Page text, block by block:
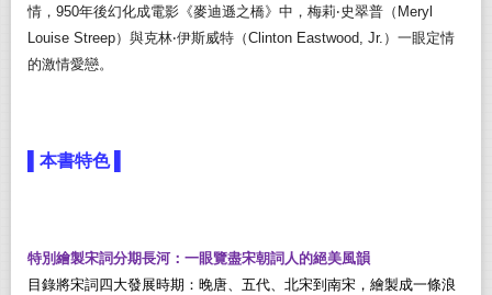
情， 950年後幻化成電影《麥迪遜之橋》中，梅莉‧史翠普（ Meryl
Louise Streep）與克林‧伊斯威特（Clinton Eastwood, Jr. ）一眼定情
的激情愛戀。
本書特色 ▌
特別繪製宋詞分期長河：一眼覽盡宋朝詞人的絕美風韻
目錄將宋詞四大發展時期：晚唐、五代、北宋到南宋，繪製成一條浪